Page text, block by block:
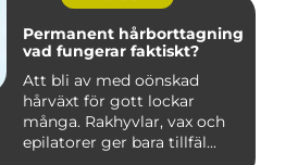
Permanent hårborttagning
vad fungerar faktiskt?
Att bli av med oönskad
hårväxt för gott lockar
många. Rakhyvlar, vax och
epilatorer ger bara tillfäl...